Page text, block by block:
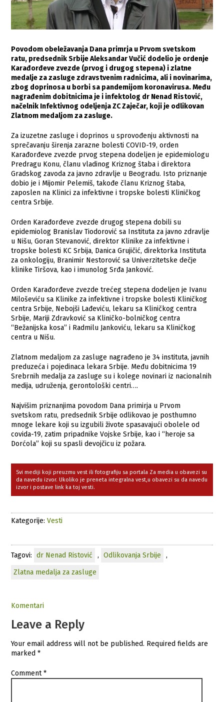
Povodom obeležavanja Dana primrja u Prvom svetskom
ratu, predsednik Srbije Aleksandar Vučić dodelio je ordenje
Karađorđeve zvezde (prvog i drugog stepena) i zlatne
medalje za zasluge zdravstvenim radnicima, ali i novinarima,
zbog doprinosa u borbi sa pandemijom koronavirusa. Među
nagrađenim dobitnicima je i infektolog dr Nenad Ristović,
načelnik Infektivnog odeljenja ZC Zaječar, koji je odlikovan
Zlatnom medaljom za zasluge.
Za izuzetne zasluge i doprinos u sprovođenju aktivnosti na
sprečavanju širenja zarazne bolesti COVID-19, orden
Karađorđeve zvezde prvog stepena dodeljen je epidemiologu
Predragu Konu, članu vladinog Kriznog štaba i direktora
Gradskog zavoda za javno zdravlje u Beogradu. Isto priznanje
dobio je i Mijomir Pelemiš, takođe članu Kriznog štaba,
zaposlen na Klinici za infektivne i tropske bolesti Kliničkog
centra Srbije.
Orden Karađorđeve zvezde drugog stepena dobili su
epidemiolog Branislav Tiodorović sa Instituta za javno zdravlje
u Nišu, Goran Stevanović, direktor Klinike za infektivne i
tropske bolesti KC Srbija, Danica Grujičić, direktorka Instituta
za onkologiju, Branimir Nestorović sa Univerzitetske dečje
klinike Tiršova, kao i imunolog Srđa Janković.
Orden Karađorđeve zvezde trećeg stepena dodeljen je Ivanu
Miloševiću sa Klinike za infektivne i tropske bolesti Kliničkog
centra Srbije, Nebojši Lađeviću, lekaru sa Kliničkog centra
Srbije, Mariji Zdravković sa Kliničko-bolničkog centra
“Bežanijska kosa” i Radmilu Jankoviću, lekaru sa Kliničkog
centra u Nišu.
Zlatnom medaljom za zasluge nagrađeno je 34 instituta, javnih
preduzeća i pojedinaca lekara Srbije. Među dobitnicima 19
Srebrnih medalja za zasluge su i kolege novinari iz nacionalnih
medija, udruženja, gerontološki centri….
Najvišim priznanjima povodom Dana primirja u Prvom
svetskom ratu, predsednik Srbije odlikovao je posthumno
mnoge lekare koji su izgubili živote spasavajući obolele od
covida-19, zatim pripadnike Vojske Srbije, kao i “heroje sa
Dorćola” koji su spasli devojčicu iz požara.
Svi mediji koji preuzmu vest ili fotografiju sa portala Za media u obavezi su
da navedu izvor. Ukoliko je preneta integralna vest,u obavezi su da navedu
izvor i postave link ka toj vesti.
Kategorije:Vesti
Tagovi: dr Nenad Ristović , Odlikovanja Srbije
,
Zlatna medalja za zasluge
Komentari
Leave a Reply
Your email address will not be published. Required fields are
marked*
Comment*